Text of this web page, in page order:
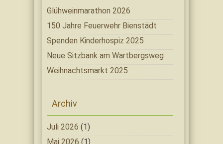
Glühweinmarathon 2026
150 Jahre Feuerwehr Bienstädt
Spenden Kinderhospiz 2025
Neue Sitzbank am Wartbergsweg
Weihnachtsmarkt 2025
Archiv
Juli 2026 (1)
Mai 2026 (1)